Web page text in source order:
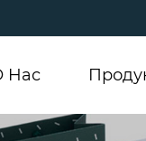
Hас